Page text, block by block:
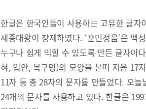
한글은 한국인들이 사용하는 고유한 글자
세종대왕이 창제하였다. ‘훈민정음’은 백
누구나 쉽게 익힐 수 있도록 만든 글자이
혀, 입안, 목구멍)의 모양을 본떠 자음 17
11자 등 총 28자의 문자를 만들었다. 오
24개의 문자를 사용하고 있다. 한글은